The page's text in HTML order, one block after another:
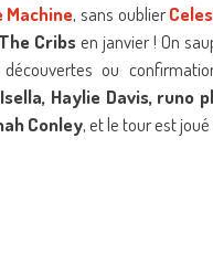
Machine, sans oublier
The Cribsen janvier ! On
ou
Haylie Davis, runo
Conley, et le tour est